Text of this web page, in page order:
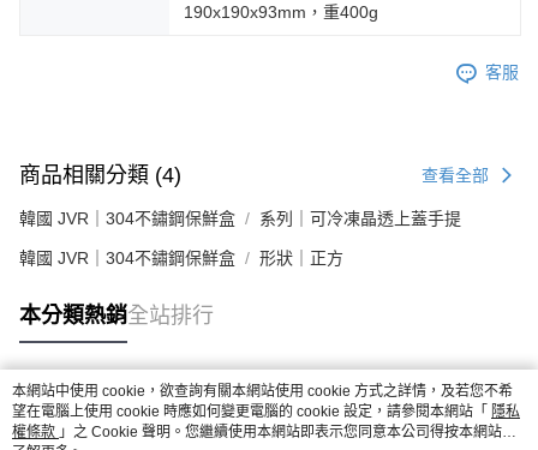
190x190x93mm，重400g
客服
商品相關分類 (4) 查看全部
韓國 JVR｜304不鏽鋼保鮮盒 系列｜可冷凍晶透上蓋手提
韓國 JVR｜304不鏽鋼保鮮盒 形狀｜正方
本分類熱銷全站排行
熱門標籤
本網站中使用 cookie，欲查詢有關本網站使用 cookie 方式之詳情，及若您不希
望在電腦上使用 cookie 時應如何變更電腦的 cookie 設定，請參閱本網站「 隱私
權條款 」之 Cookie 聲明。您繼續使用本網站即表示您同意本公司得按本網站使